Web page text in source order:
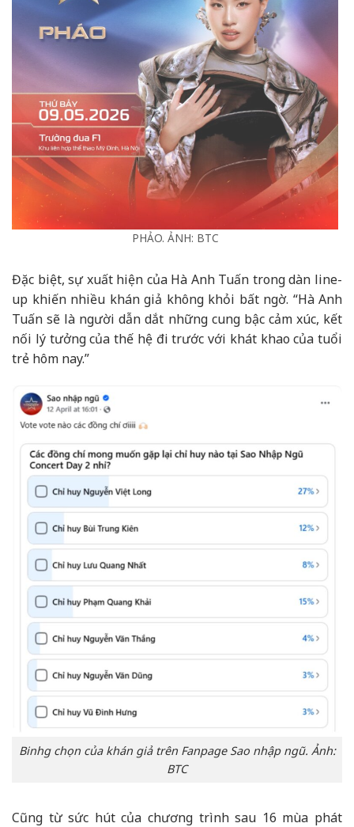
PHẢO. ẢNH: BTC
Đặc biệt, sự xuất hiện của Hà Anh Tuấn trong dàn line-
up khiến nhiều khán giả không khỏi bất ngờ. “Hà Anh
Tuấn sẽ là người dẫn dắt những cung bậc cảm xúc, kết
nối lý tưởng của thế hệ đi trước với khát khao của tuổi
trẻ hôm nay.”
Binhg chọn của khán giả trên Fanpage Sao nhập ngũ. Ảnh:
BTC
Cũng từ sức hút của chương trình sau 16 mùa phát